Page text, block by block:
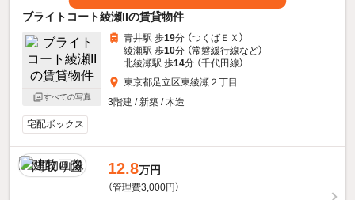
ブライトコート綾瀬IIの賃貸物件
すべての写真
青井駅 歩19分 （つくばＥＸ）
綾瀬駅 歩10分 （常磐緩行線など）
北綾瀬駅 歩14分 （千代田線）
東京都足立区東綾瀬２丁目
3階建 / 新築 / 木造
宅配ボックス
12.8万円
（管理費3,000円）